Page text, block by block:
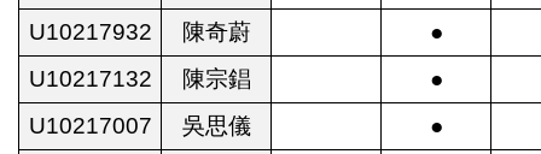
U10217932
陳奇蔚
●
U10217132
陳宗錩
●
U10217007
吳思儀
●